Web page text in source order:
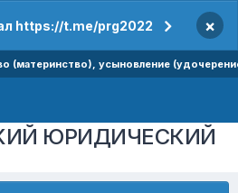
https://t.me/prg2022 ×
(материнство), усыновление
ЮРИДИЧЕСКИЙ